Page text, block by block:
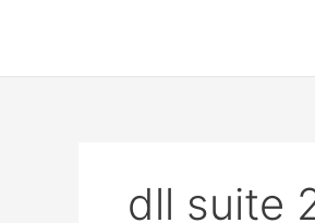
dll suite